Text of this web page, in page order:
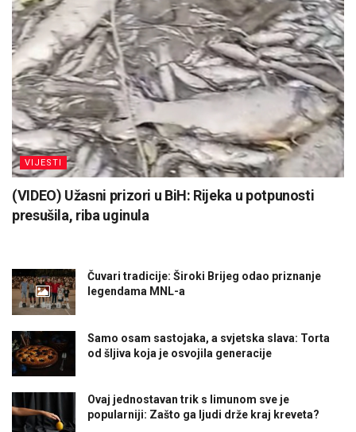
VIJESTI
(VIDEO) Užasni prizori u BiH: Rijeka u potpunosti
presušila, riba uginula
Čuvari tradicije: Široki Brijeg odao priznanje
legendama MNL-a
Samo osam sastojaka, a svjetska slava: Torta
od šljiva koja je osvojila generacije
Ovaj jednostavan trik s limunom sve je
popularniji: Zašto ga ljudi drže kraj kreveta?